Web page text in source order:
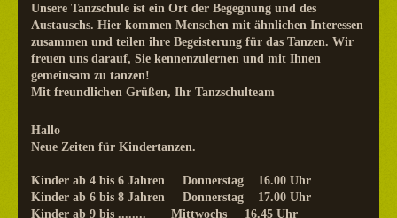
Unsere Tanzschule ist ein Ort der Begegnung und des
Austauschs. Hier kommen Menschen mit ähnlichen Interessen
zusammen und teilen ihre Begeisterung für das Tanzen. Wir
freuen uns darauf, Sie kennenzulernen und mit Ihnen
gemeinsam zu tanzen!
Mit freundlichen Grüßen, Ihr Tanzschulteam
Hallo
Neue Zeiten für Kindertanzen.
Kinder ab 4 bis 6 Jahren Donnerstag 16.00 Uhr
Kinder ab 6 bis 8 Jahren Donnerstag 17.00 Uhr
Kinder ab 9 bis ........ Mittwochs 16.45 Uhr